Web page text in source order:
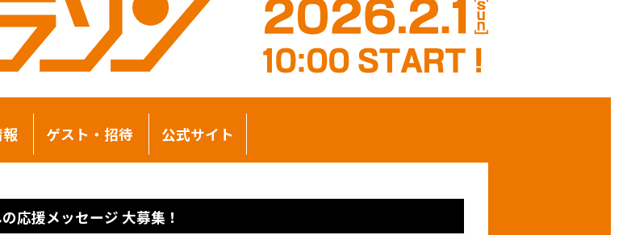
ゲスト・招待 公式サイト
応援メッセージ 大募集！